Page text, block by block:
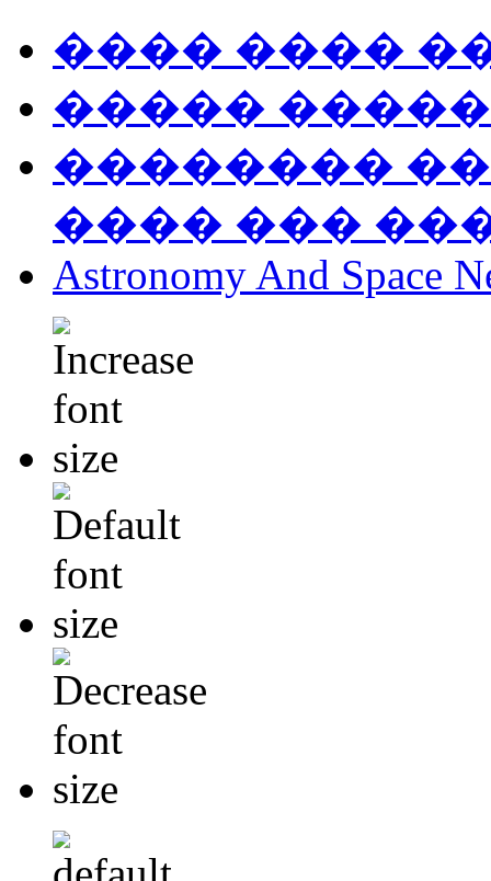
���� ����
�����
��������
���� ���
Astronomy And Space